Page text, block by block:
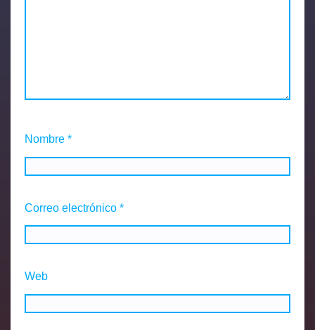
Nombre *
Correo electrónico *
Web